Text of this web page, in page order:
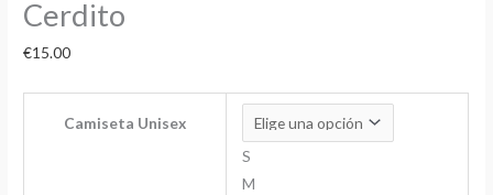
Cerdito
€15.00
Camiseta Unisex
S
M